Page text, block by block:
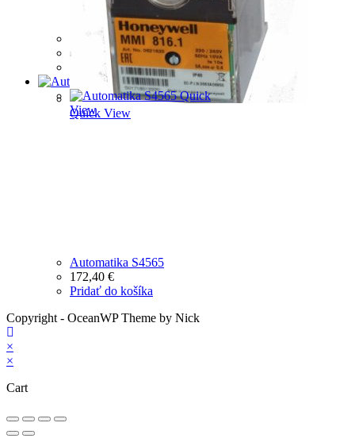
Quick View
AUTOMATIKA (SATRONIC)
615,49
€
Pridať do košíka
Quick View
Quick
View
Automatika S4565
172,40 €
Pridať do košíka
Copyright - OceanWP Theme by Nick
×
×
Cart